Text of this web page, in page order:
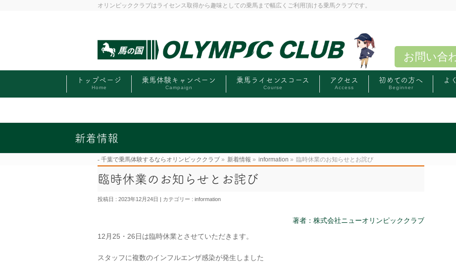
オリンピッククラブはライセンス取得から趣味としての乗馬まで幅広くご利用頂ける乗馬クラブです。
お問い合
トップページ
Home
乗馬体験キャンペーン
Campaign
乗馬ライセンスコース
Course
アクセス
Access
初めての方へ
Beginner
よ
新着情報
千葉で乗馬体験するならオリンピッククラブ » 新着情報 » information » 臨時休業のお知らせとお詫び
臨時休業のお知らせとお詫び
投稿日 : 2023年12月24日 カテゴリー : information
著者：株式会社ニューオリンピッククラブ
12月25・26日は臨時休業とさせていただきます。
スタッフに複数のインフルエンザ感染が発生しました